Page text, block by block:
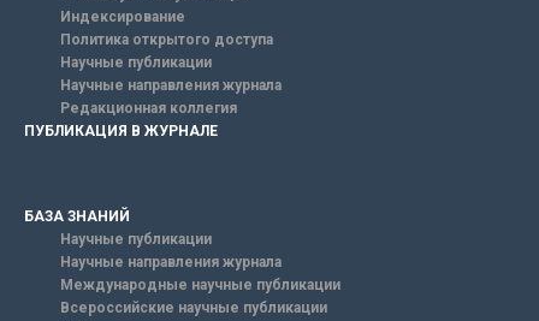
Индексирование
Политика открытого доступа
Научные публикации
Научные направления журнала
Редакционная коллегия
ПУБЛИКАЦИЯ В ЖУРНАЛЕ
БАЗА ЗНАНИЙ
Научные публикации
Научные направления журнала
Международные научные публикации
Всероссийские научные публикации